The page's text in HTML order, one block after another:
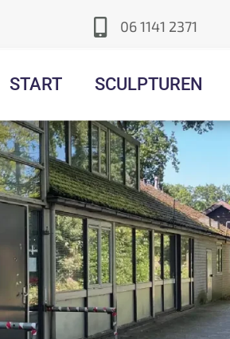
06 1141 2371
START SCULPTUREN